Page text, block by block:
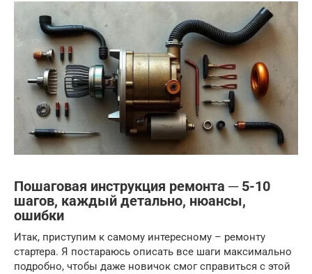
Пошаговая инструкция ремонта ─ 5-10
шагов, каждый детально, нюансы,
ошибки
Итак, приступим к самому интересному – ремонту
стартера. Я постараюсь описать все шаги максимально
подробно, чтобы даже новичок смог справиться с этой